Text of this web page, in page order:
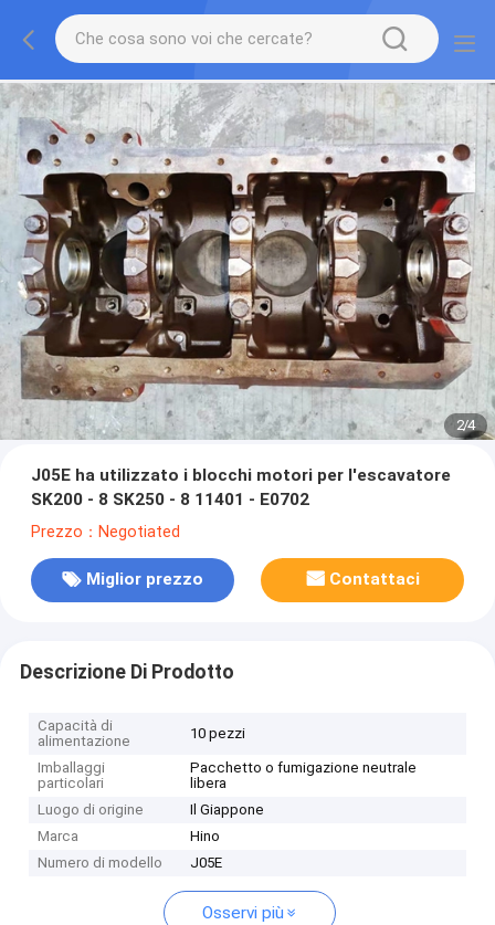
2/4
J05E ha utilizzato i blocchi motori per l'escavatore
SK200 - 8 SK250 - 8 11401 - E0702
Prezzo：Negotiated
Miglior prezzo Contattaci
Descrizione Di Prodotto
Capacità di
alimentazione
10 pezzi
Imballaggi
particolari
Pacchetto o fumigazione neutrale
libera
Luogo di origine
Il Giappone
Marca
Hino
Numero di modello
J05E
Osservi più